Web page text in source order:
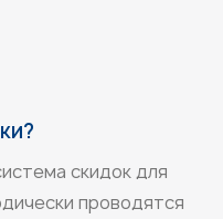
скидок для
проводятся